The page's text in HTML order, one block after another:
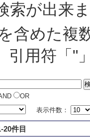
索が出来
含めた複
引用符「"
OR
表示件数：
20件目